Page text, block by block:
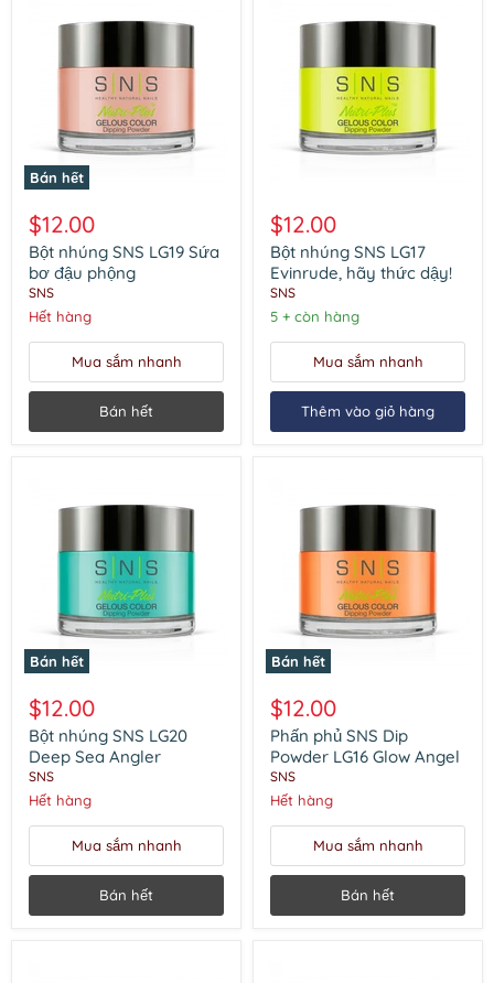
Bán hết
nhúng
SNS
LG19
Sứa
bơ
đậu
phộng
$12.00
Bột nhúng SNS LG19 Sứa
bơ đậu phộng
SNS
Hết hàng
Mua sắm nhanh
Bán hết
nhúng
SNS
LG17
Evinrude,
hãy
thức
dậy!
$12.00
Bột nhúng SNS LG17
Evinrude, hãy thức dậy!
SNS
5 + còn hàng
Mua sắm nhanh
Thêm vào giỏ hàng
Bán hết
nhúng
SNS
LG20
Deep
Sea
Angler
$12.00
Bột nhúng SNS LG20
Deep Sea Angler
SNS
Hết hàng
Mua sắm nhanh
Bán hết
Bán hết
phủ
SNS
Dip
Powder
LG16
Glow
Angel
$12.00
Phấn phủ SNS Dip
Powder LG16 Glow Angel
SNS
Hết hàng
Mua sắm nhanh
Bán hết